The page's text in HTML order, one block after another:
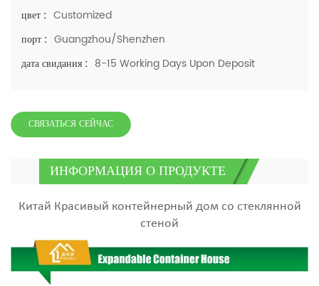
цвет : Customized
порт : Guangzhou/Shenzhen
дата свидания : 8-15 Working Days Upon Deposit
СВЯЗАТЬСЯ СЕЙЧАС
ИНФОРМАЦИЯ О ПРОДУКТЕ
Китай Красивый контейнерный дом со стеклянной
стеной